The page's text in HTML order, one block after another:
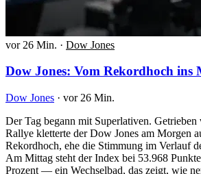
vor 26 Min. · Dow Jones
Dow Jones: Vom Rekordhoch ins
Dow Jones · vor 26 Min.
Der Tag begann mit Superlativen.
Rallye kletterte der Dow Jones am Morgen
Rekordhoch, ehe die Stimmung im Verlauf
Am Mittag steht der Index bei 53.968
Prozent — ein Wechselbad, das zeigt, wie